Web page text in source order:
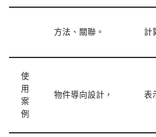
方法、關聯。 計
使
用
案
例
物件導向設計， 表